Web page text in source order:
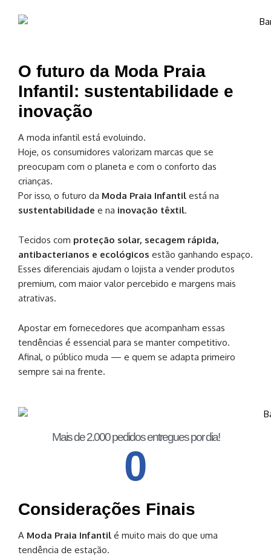
O futuro da Moda Praia
Infantil: sustentabilidade e
inovação
A moda infantil está evoluindo.
Hoje, os consumidores valorizam marcas que se
preocupam com o planeta e com o conforto das
crianças.
Por isso, o futuro da Moda Praia Infantil está na
sustentabilidade e na inovação têxtil.
Tecidos com proteção solar, secagem rápida,
antibacterianos e ecológicos estão ganhando espaço.
Esses diferenciais ajudam o lojista a vender produtos
premium, com maior valor percebido e margens mais
atrativas.
Apostar em fornecedores que acompanham essas
tendências é essencial para se manter competitivo.
Afinal, o público muda — e quem se adapta primeiro
sempre sai na frente.
Mais de 2.000 pedidos entregues por dia!
0
Considerações Finais
A Moda Praia Infantil é muito mais do que uma
tendência de estação.